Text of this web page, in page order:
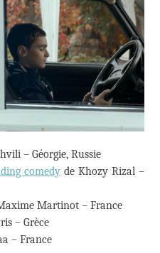
– Géorgie, Russie
comedy de Khozy Rizal –
Martinot – France
– Grèce
– France